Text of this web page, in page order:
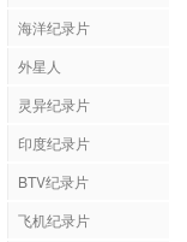
海洋纪录片
外星人
灵异纪录片
印度纪录片
BTV纪录片
飞机纪录片